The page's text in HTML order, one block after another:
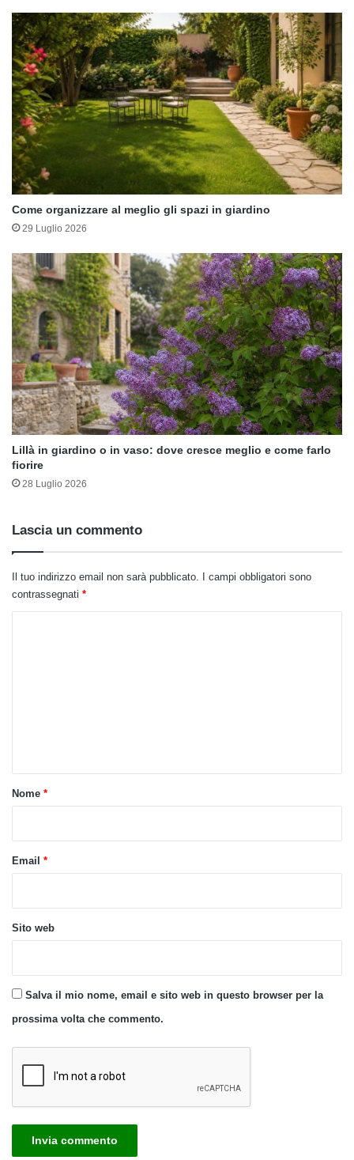
Come organizzare al meglio gli spazi in giardino
29 Luglio 2026
Lillà in giardino o in vaso: dove cresce meglio e come farlo
fiorire
28 Luglio 2026
Lascia un commento
Il tuo indirizzo email non sarà pubblicato.
I campi obbligatori sono
contrassegnati *
oNome *
Email *
Sito web
Salva il mio nome, email e sito web in questo browser per la
prossima volta che commento.